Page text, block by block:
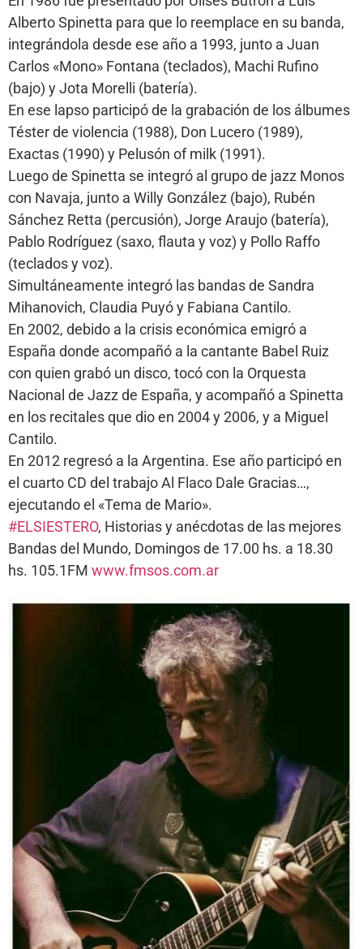
Alberto Spinetta para que lo reemplace en su banda,
integrándola desde ese año a 1993, junto a Juan
Carlos «Mono» Fontana (teclados), Machi Rufino
(bajo) y Jota Morelli (batería).
En ese lapso participó de la grabación de los álbumes
Téster de violencia (1988), Don Lucero (1989),
Exactas (1990) y Pelusón of milk (1991).
Luego de Spinetta se integró al grupo de jazz Monos
con Navaja, junto a Willy González (bajo), Rubén
Sánchez Retta (percusión), Jorge Araujo (batería),
Pablo Rodríguez (saxo, flauta y voz) y Pollo Raffo
(teclados y voz).
Simultáneamente integró las bandas de Sandra
Mihanovich, Claudia Puyó y Fabiana Cantilo.
En 2002, debido a la crisis económica emigró a
España donde acompañó a la cantante Babel Ruiz
con quien grabó un disco, tocó con la Orquesta
Nacional de Jazz de España, y acompañó a Spinetta
en los recitales que dio en 2004 y 2006, y a Miguel
Cantilo.
En 2012 regresó a la Argentina. Ese año participó en
el cuarto CD del trabajo Al Flaco Dale Gracias…,
ejecutando el «Tema de Mario».
#ELSIESTERO, Historias y anécdotas de las mejores
Bandas del Mundo, Domingos de 17.00 hs. a 18.30
hs. 105.1FM www.fmsos.com.ar